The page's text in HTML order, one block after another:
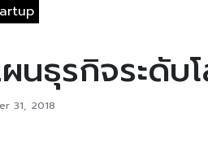
ธุรกิจระดับ
31, 2018